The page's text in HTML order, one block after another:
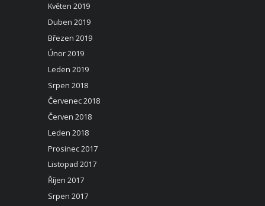
Květen 2019
Duben 2019
Březen 2019
Únor 2019
Leden 2019
Srpen 2018
Červenec 2018
Červen 2018
Leden 2018
Prosinec 2017
Listopad 2017
Říjen 2017
Srpen 2017